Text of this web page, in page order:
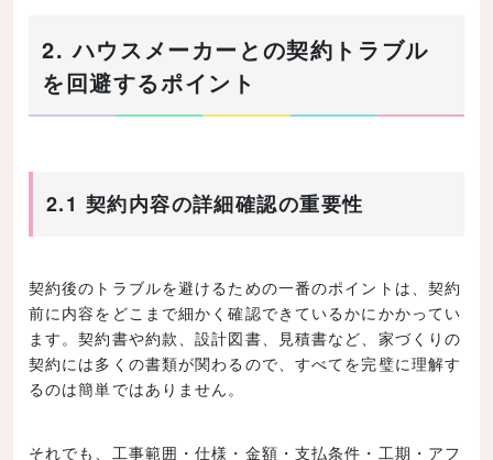
2. ハウスメーカーとの契約トラブル
を回避するポイント
2.1 契約内容の詳細確認の重要性
契約後のトラブルを避けるための一番のポイントは、契約
前に内容をどこまで細かく確認できているかにかかってい
ます。契約書や約款、設計図書、見積書など、家づくりの
契約には多くの書類が関わるので、すべてを完璧に理解す
るのは簡単ではありません。
それでも、工事範囲・仕様・金額・支払条件・工期・アフ